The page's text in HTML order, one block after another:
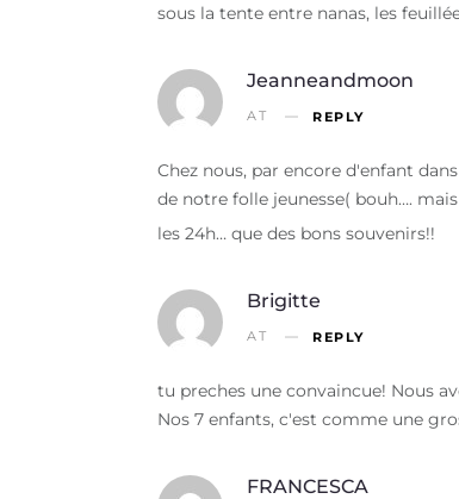
sous la tente entre nanas, les
Jeanneandmoon
AT REPLY
Chez nous, par encore d'enfant
de notre folle jeunesse( bouh….
les 24h… que des bons souvenirs!!
Brigitte
AT REPLY
tu preches une convaincue! Nous
Nos 7 enfants, c'est comme une
FRANCESCA